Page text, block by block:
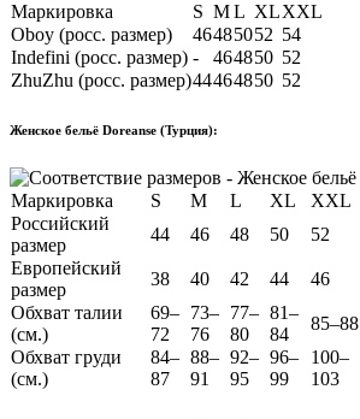
Маркировка S ML XLXXL
Oboy (росс. размер)
46485052 54
Indefini (росс. размер) - 464850 52
ZhuZhu (росс. размер)44464850 52
Женское бельё Doreanse (Турция):
Маркировка S M L XL XXL
Российский
размер
44 46 48 50 52
Европейский
размер
38 40 42 44 46
Обхват талии
(см.)
69–
72
73–
76
77–
80
81–
84
85–88
Обхват груди
(см.)
84–
87
88–
91
92–
95
96–
99
100–
103